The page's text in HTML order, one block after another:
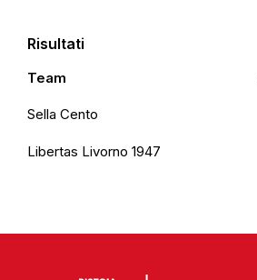
Risultati
Team
Sella Cento
Libertas Livorno 1947